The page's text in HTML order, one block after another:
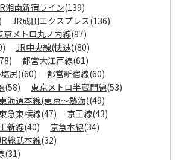
湘南新宿ライン(139)
JR成田エクスプレス(136)
京メトロ丸ノ内線(97)
JR中央線(快速)(80)
都営大江戸線(61)
尻)(60) 都営新宿線(60)
(58) 東京メトロ半蔵門線(53)
海道本線(東京～熱海)(49)
急東横線(47) 京王線(43)
新線(40) 京急本線(34)
総武本線(32)
(31)